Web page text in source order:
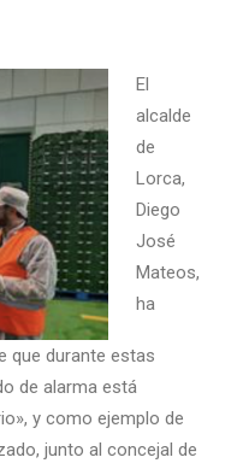
El
alcalde
de
Lorca,
Diego
José
Mateos,
ha
que durante estas
de alarma está
y como ejemplo de
junto al concejal de